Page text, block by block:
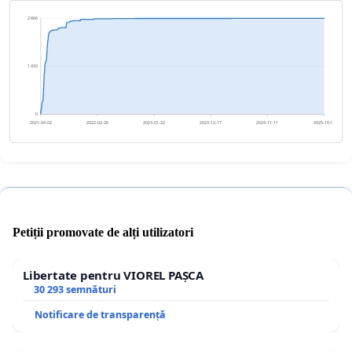
0
1 433
2 866
2021-04-02 2022-02-26 2023-01-22 2023-12-17 2024-11-11 2025-10-07
Petiții promovate de alți utilizatori
Libertate pentru VIOREL PAȘCA
30 293 semnături
Notificare de transparență